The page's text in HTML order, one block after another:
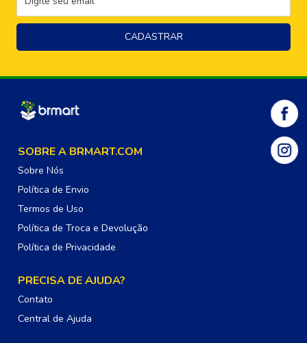
SOBRE A BRMART.COM
Sobre Nós
Política de Envio
Termos de Uso
Política de Troca e Devolução
Política de Privacidade
PRECISA DE AJUDA?
Contato
Central de Ajuda